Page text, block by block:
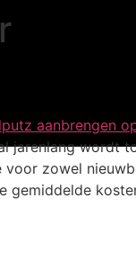
jarenlang wordt
zowel
gemiddelde